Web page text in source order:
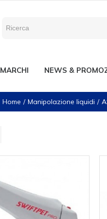
MARCHI NEWS &
Home Manipolazione liquidi